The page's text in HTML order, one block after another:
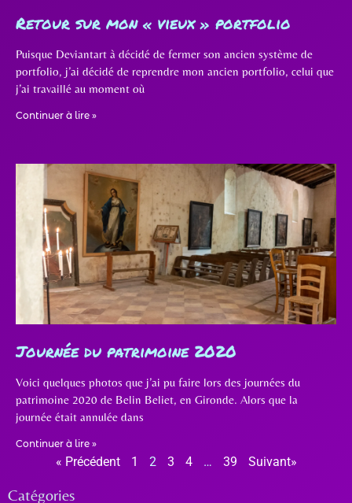
Retour sur mon « vieux » portfolio
Puisque Deviantart à décidé de fermer son ancien système de
portfolio, j’ai décidé de reprendre mon ancien portfolio, celui que
j’ai travaillé au moment où
Continuer à lire »
Journée du patrimoine 2020
Voici quelques photos que j’ai pu faire lors des journées du
patrimoine 2020 de Belin Beliet, en Gironde. Alors que la
journée était annulée dans
Continuer à lire »
« Précédent 1 2 3 4 … 39 Suivant»
Catégories